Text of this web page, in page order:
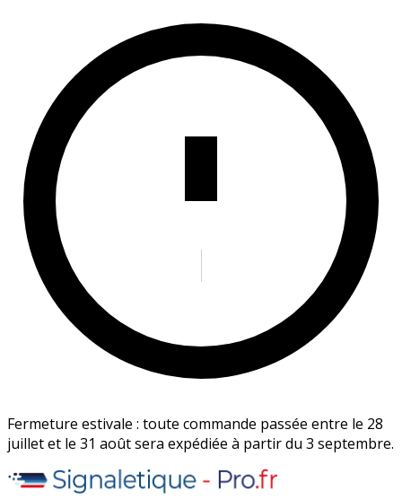
Fermeture estivale : toute commande passée entre le 28
juillet et le 31 août sera expédiée à partir du 3 septembre.